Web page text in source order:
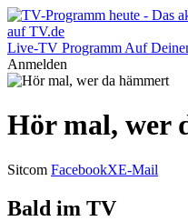
Live-TV Programm Auf
Anmelden
Hör mal, wer
Sitcom FacebookXE-Mail
Bald im TV